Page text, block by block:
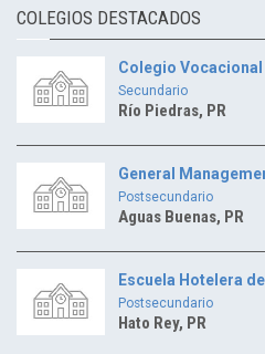
COLEGIOS DESTACADOS
Colegio
Secundario
Río Piedras, PR
General
Postsecundario
Aguas Buenas, PR
Escuela Hotelera
Postsecundario
Hato Rey, PR